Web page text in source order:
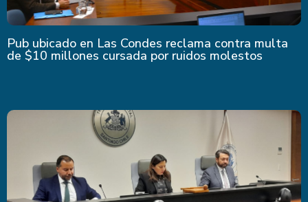
Pub ubicado en Las Condes reclama contra multa
de $10 millones cursada por ruidos molestos